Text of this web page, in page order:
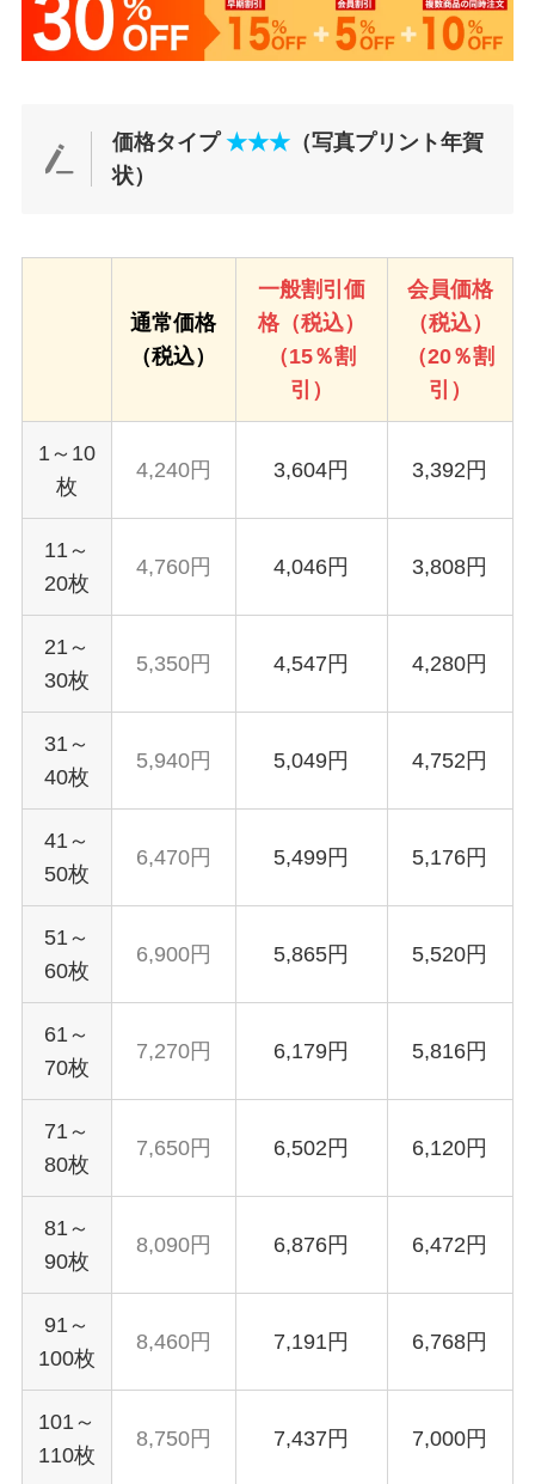
価格タイプ★★★ （写真プリント年賀
状）
通常価格
（税込）
一般割引価
格（税込）
（15％割
引）
会員価格
（税込）
（20％割
引）
1～10
枚
4,240円 3,604円 3,392円
11～
20枚
4,760円 4,046円 3,808円
21～
30枚
5,350円 4,547円 4,280円
31～
40枚
5,940円 5,049円 4,752円
41～
50枚
6,470円 5,499円 5,176円
51～
60枚
6,900円 5,865円 5,520円
61～
70枚
7,270円 6,179円 5,816円
71～
80枚
7,650円 6,502円 6,120円
81～
90枚
8,090円 6,876円 6,472円
91～
100枚
8,460円 7,191円 6,768円
101～
110枚
8,750円 7,437円 7,000円